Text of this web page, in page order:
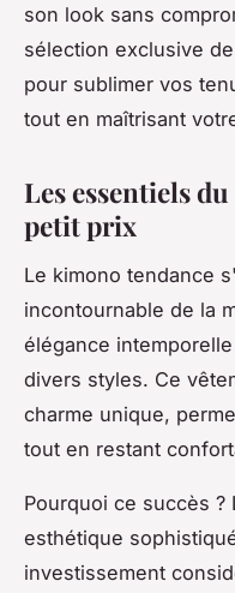
son look sans
sélection exclusive
pour sublimer vos
tout en maîtrisant
Les essentiels
petit prix
Le kimono tendance
incontournable de la
élégance
divers styles. Ce
charme unique,
tout en restant
Pourquoi ce succès
esthétique
investissement